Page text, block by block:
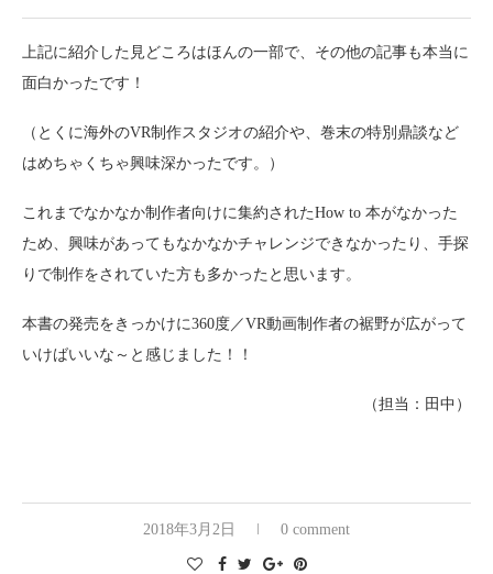
上記に紹介した見どころはほんの一部で、その他の記事も本当に
面白かったです！
（とくに海外のVR制作スタジオの紹介や、巻末の特別鼎談など
はめちゃくちゃ興味深かったです。）
これまでなかなか制作者向けに集約されたHow to 本がなかった
ため、興味があってもなかなかチャレンジできなかったり、手探
りで制作をされていた方も多かったと思います。
本書の発売をきっかけに360度／VR動画制作者の裾野が広がって
いけばいいな～と感じました！！
（担当：田中）
2018年3月2日 0 comment